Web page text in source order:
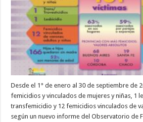
DE
DE
EN
EL
PAÍS
Desde el 1° de enero al 30 de septiembre de
femicidios y vinculados de mujeres y niñas, 1
transfemicidio y 12 femicidios vinculados de
según un nuevo informe del Observatorio de